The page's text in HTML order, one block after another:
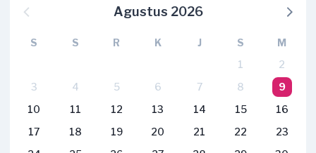
Agustus 2026
S S R K J S
M
1
2
3
4 5 6 7 8
9
10
11 12 13 14 15
16
17
18 19 20 21 22
23